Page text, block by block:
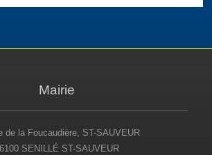
Mairie
de la Foucaudière, ST-SAUVEUR
SENILLÉ ST-SAUVEUR